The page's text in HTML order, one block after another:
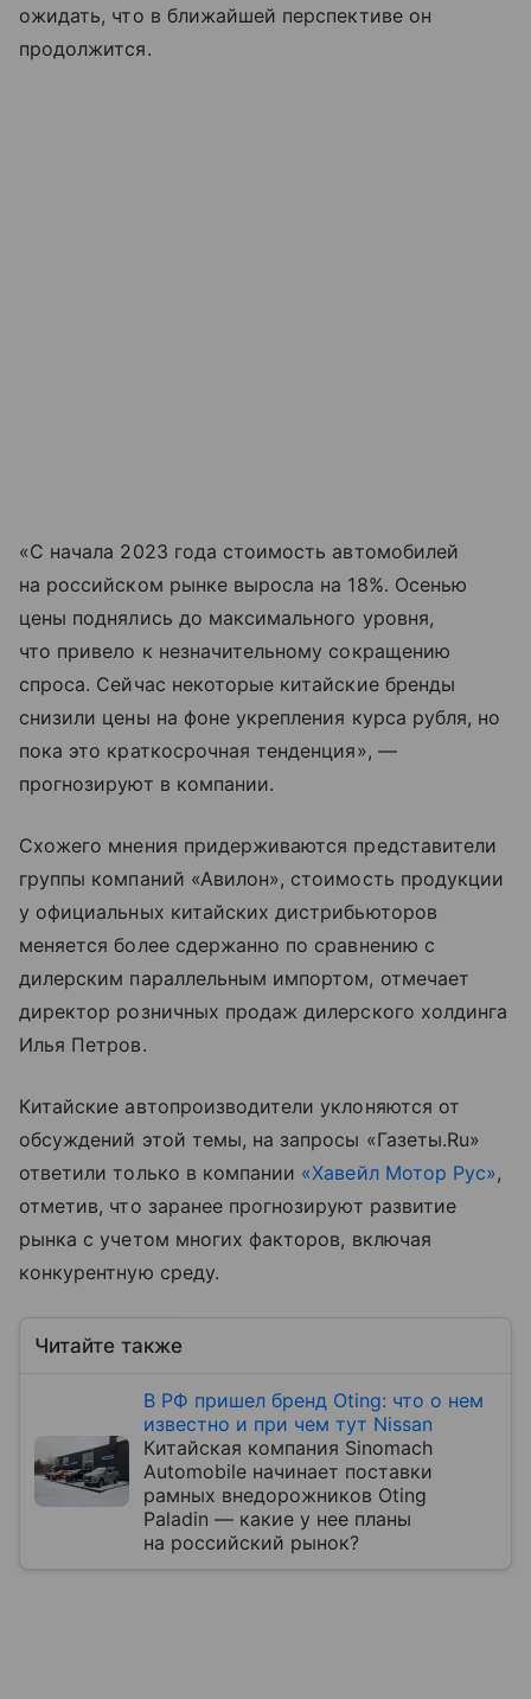
ожидать, что в ближайшей перспективе он
продолжится.
«С начала 2023 года стоимость автомобилей
на российском рынке выросла на 18%. Осенью
цены поднялись до максимального уровня,
что привело к незначительному сокращению
спроса. Сейчас некоторые китайские бренды
снизили цены на фоне укрепления курса рубля, но
пока это краткосрочная тенденция», —
прогнозируют в компании.
Схожего мнения придерживаются представители
группы компаний «Авилон», стоимость продукции
у официальных китайских дистрибьюторов
меняется более сдержанно по сравнению с
дилерским параллельным импортом, отмечает
директор розничных продаж дилерского холдинга
Илья Петров.
Китайские автопроизводители уклоняются от
обсуждений этой темы, на запросы «Газеты.Ru»
ответили только в компании «Хавейл Мотор Рус»,
отметив, что заранее прогнозируют развитие
рынка с учетом многих факторов, включая
конкурентную среду.
Читайте также
В РФ пришел бренд Oting: что о нем
известно и при чем тут Nissan
Китайская компания Sinomach
Automobile начинает поставки
рамных внедорожников Oting
Paladin — какие у нее планы
на российский рынок?